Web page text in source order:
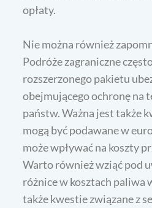
opłaty.
Nie można również
Podróże zagraniczne
rozszerzonego pakietu
obejmującego ochronę na
państw. Ważna jest także
mogą być podawane w
może wpływać na koszty
Warto również wziąć pod
różnice w kosztach paliwa
także kwestie związane z